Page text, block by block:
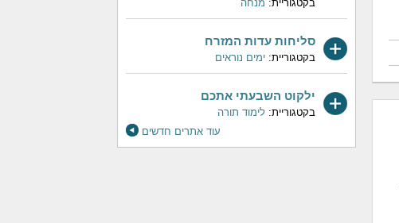
בקטגוריית: מנחה
סליחות עדות המזרח
בקטגוריית: ימים נוראים
ילקוט השבעתי אתכם
בקטגוריית: לימוד תורה
עוד אתרים חדשים